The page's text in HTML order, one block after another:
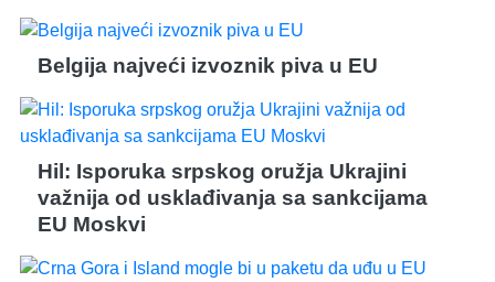
Belgija najveći izvoznik piva u EU
Hil: Isporuka srpskog oružja Ukrajini
važnija od usklađivanja sa sankcijama
EU Moskvi